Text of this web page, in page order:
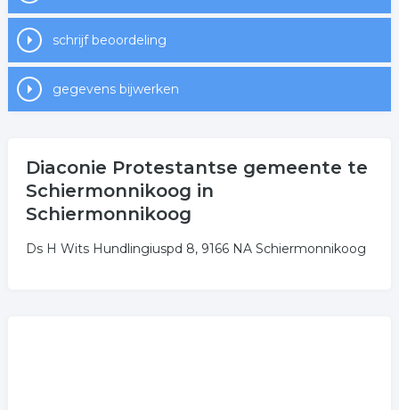
schrijf beoordeling
gegevens bijwerken
Diaconie Protestantse gemeente te
Schiermonnikoog in
Schiermonnikoog
Ds H Wits Hundlingiuspd 8, 9166 NA Schiermonnikoog